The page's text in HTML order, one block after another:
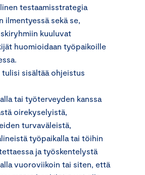
testaamisstrategia
ilmentyessä sekä se,
kuuluvat
huomioidaan työpaikoille
tulisi sisältää ohjeistus
tai työterveyden kanssa
oirekyselyistä,
turvaväleistä,
työpaikalla tai töihin
ja työskentelystä
vuoroviikoin tai siten, että